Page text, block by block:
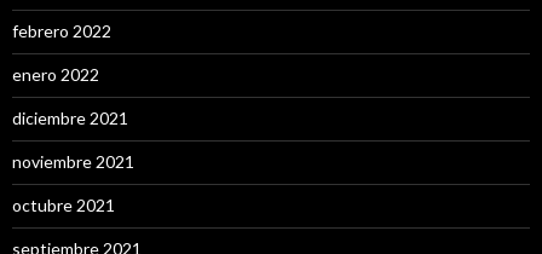
febrero 2022
enero 2022
diciembre 2021
noviembre 2021
octubre 2021
septiembre 2021